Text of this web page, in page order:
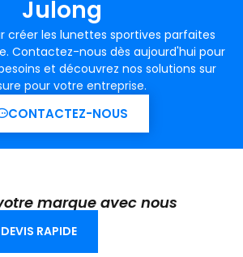
Julong
créer les lunettes sportives parfaites
Contactez-nous dès aujourd'hui pour
et découvrez nos solutions sur
pour votre entreprise.
CONTACTEZ-NOUS
marque avec nous
RAPIDE